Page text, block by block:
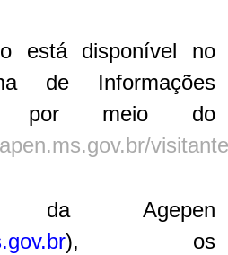
está disponível no
de Informações
por meio do
visitante
Agepen
), os